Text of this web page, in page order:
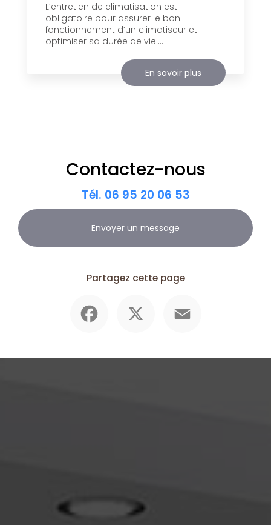
L’entretien de climatisation est
obligatoire pour assurer le bon
fonctionnement d’un climatiseur et
optimiser sa durée de vie....
En savoir plus
Contactez-nous
Tél. 06 95 20 06 53
Envoyer un message
Partagez cette page